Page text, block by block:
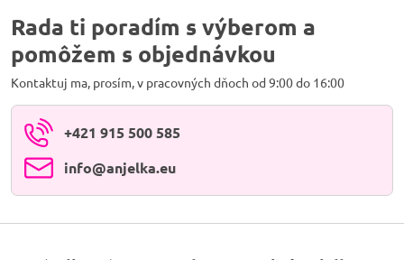
jazmínu, mäty s jemnou
osviežujúcou vôňou pačuli,...
Rada ti poradím s výberom a
pomôžem s objednávkou
Kontaktuj ma, prosím, v pracovných dňoch od 9:00 do 16:00
+421 915 500 585
info​@anjelka​.eu